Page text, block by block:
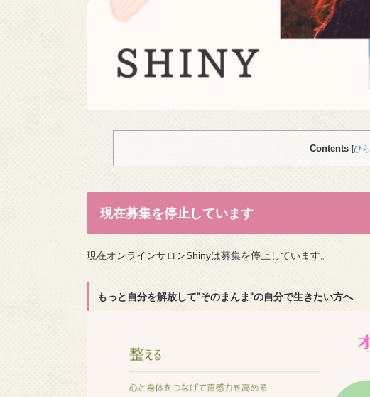
Contents [ひ
現在募集を停止しています
現在オンラインサロンShinyは募集を停止しています。
もっと自分を解放して”そのまんま”の自分で生きたい方へ